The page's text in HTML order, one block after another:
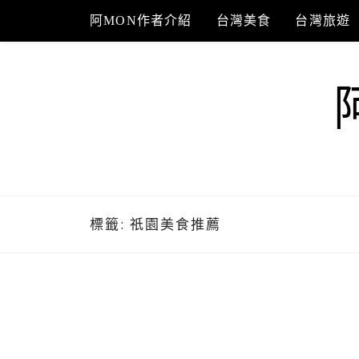
content
阿MON作者介紹 台灣美食 台灣旅遊
標籤: 祇園美食推薦